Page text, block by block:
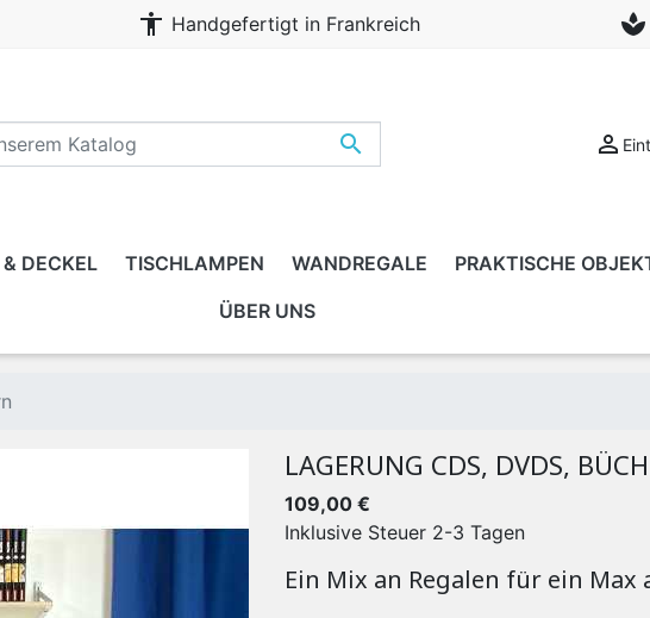
accessibility Handgefertigt in Frankreich spa
 
ERWACHSENER, FAMILIE
DECKEL TISCHLAMPEN WANDREGALE PRAKTISCHE
ÜBER UNS
LAGERUNG CDS, DVDS,
109,00 €
Inklusive Steuer 2-3 Tagen
Ein Mix an Regalen für ein